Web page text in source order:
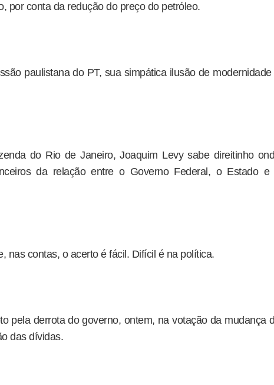
por conta da redução do preço do petróleo.
paulistana do PT, sua simpática ilusão de modernidade
do Rio de Janeiro, Joaquim Levy sabe direitinho
da relação entre o Governo Federal, o Estado e
nas contas, o acerto é fácil. Difícil é na política.
pela derrota do governo, ontem, na votação da mudança
das dívidas.